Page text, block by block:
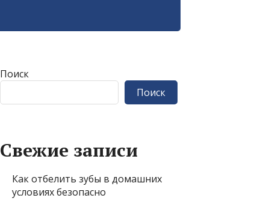
Поиск
Поиск
Свежие записи
Как отбелить зубы в домашних
условиях безопасно